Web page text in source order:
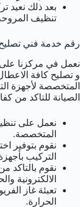
بعد ذلك نعيد
تنظيف
رقم خدمة فني
نعمل في مركزنا
و تصليح كافة
المتخصصة لأجهزة
الصيانة للتاكد من
نعمل على
المتخصصة.
نقوم بتوفير
التركيب
نقوم بالتاكد
الالكترونية
تعبئة غاز
الحرارة.